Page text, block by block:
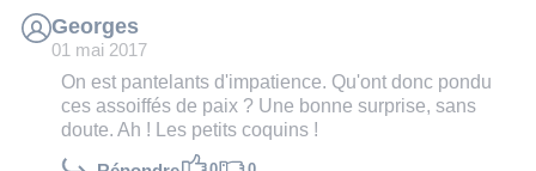
Georges
01 mai 2017
On est pantelants d'impatience. Qu'ont donc pondu
ces assoiffés de paix ? Une bonne surprise, sans
doute. Ah ! Les petits coquins !